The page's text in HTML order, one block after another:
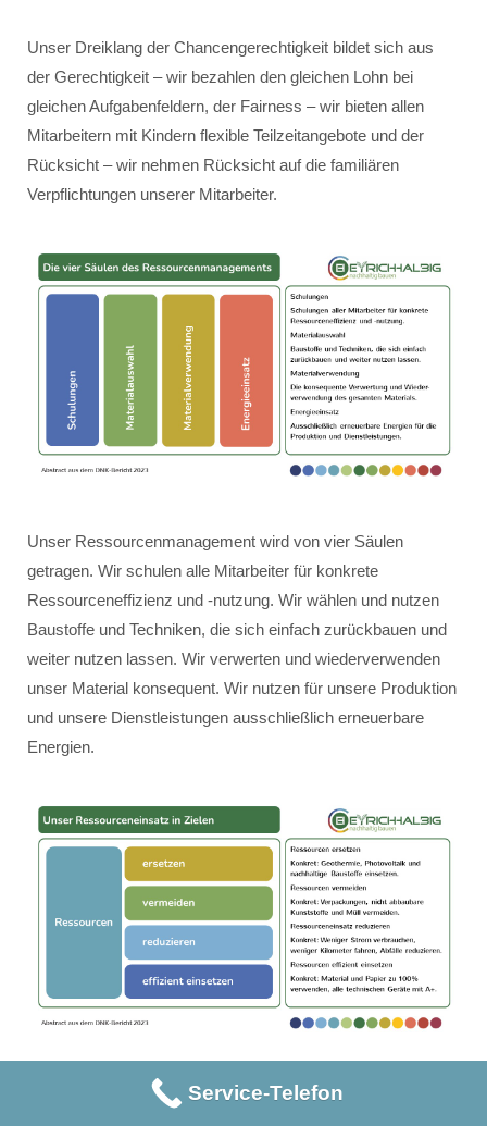
Unser Dreiklang der Chancengerechtigkeit bildet sich aus
der Gerechtigkeit – wir bezahlen den gleichen Lohn bei
gleichen Aufgabenfeldern, der Fairness – wir bieten allen
Mitarbeitern mit Kindern flexible Teilzeitangebote und der
Rücksicht – wir nehmen Rücksicht auf die familiären
Verpflichtungen unserer Mitarbeiter.
Unser Ressourcenmanagement wird von vier Säulen
getragen. Wir schulen alle Mitarbeiter für konkrete
Ressourceneffizienz und -nutzung. Wir wählen und nutzen
Baustoffe und Techniken, die sich einfach zurückbauen und
weiter nutzen lassen. Wir verwerten und wiederverwenden
unser Material konsequent. Wir nutzen für unsere Produktion
und unsere Dienstleistungen ausschließlich erneuerbare
Energien.
Unser Ressourceneinsatz erfolgt innerhalb der vier Ziele:
Service-Telefon